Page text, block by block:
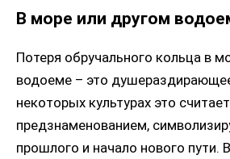
В море или другом
Потеря обручального кольца в
водоеме – это
некоторых культурах это
предзнаменованием,
прошлого и начало нового пути.